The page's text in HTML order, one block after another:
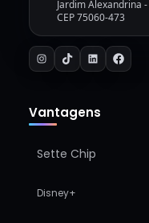
Jardim Alexandrina -
CEP 75060-473
Vantagens
Sette Chip
Disney+